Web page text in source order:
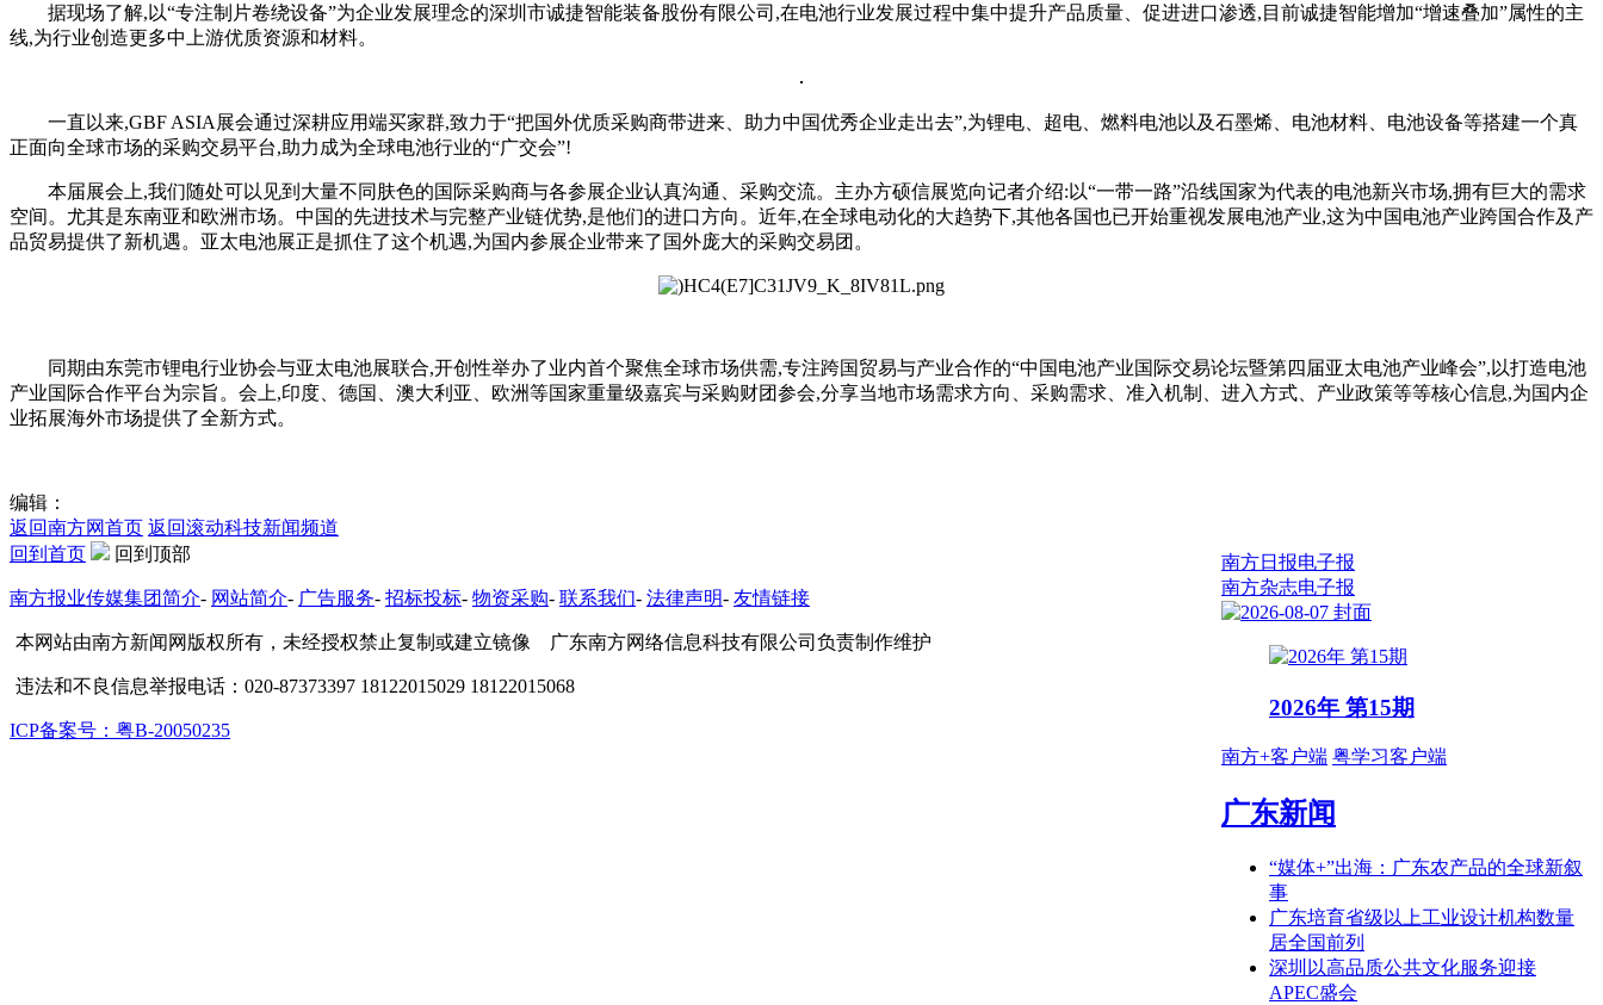
据现场了解,以“专注制片卷绕设备”为企业发展理念的深圳市诚捷智能装备股份有限公司,在电池行业发展过程中集中提升产品质量、促进进口渗透,目前诚捷智能增加“增速叠加”属性的主
线,为行业创造更多中上游优质资源和材料。
一直以来,GBF ASIA展会通过深耕应用端买家群,致力于“把国外优质采购商带进来、助力中国优秀企业走出去”,为锂电、超电、燃料电池以及石墨烯、电池材料、电池设备等搭建一个真
正面向全球市场的采购交易平台,助力成为全球电池行业的“广交会”!
本届展会上,我们随处可以见到大量不同肤色的国际采购商与各参展企业认真沟通、采购交流。主办方硕信展览向记者介绍:以“一带一路”沿线国家为代表的电池新兴市场,拥有巨大的需求
空间。尤其是东南亚和欧洲市场。中国的先进技术与完整产业链优势,是他们的进口方向。近年,在全球电动化的大趋势下,其他各国也已开始重视发展电池产业,这为中国电池产业跨国合作及产
品贸易提供了新机遇。亚太电池展正是抓住了这个机遇,为国内参展企业带来了国外庞大的采购交易团。
同期由东莞市锂电行业协会与亚太电池展联合,开创性举办了业内首个聚焦全球市场供需,专注跨国贸易与产业合作的“中国电池产业国际交易论坛暨第四届亚太电池产业峰会”,以打造电池
产业国际合作平台为宗旨。会上,印度、德国、澳大利亚、欧洲等国家重量级嘉宾与采购财团参会,分享当地市场需求方向、采购需求、准入机制、进入方式、产业政策等等核心信息,为国内企
业拓展海外市场提供了全新方式。
编辑：
返回南方网首页 返回滚动科技新闻频道
回到首页
回到顶部
南方报业传媒集团简介- 网站简介- 广告服务- 招标投标- 物资采购- 联系我们- 法律声明- 友情链接
本网站由南方新闻网版权所有，未经授权禁止复制或建立镜像 广东南方网络信息科技有限公司负责制作维护
违法和不良信息举报电话：020-87373397 18122015029 18122015068
ICP备案号：粤B-20050235